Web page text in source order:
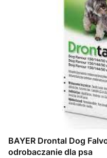
BAYER Drontal Dog
odrobaczanie dla psa